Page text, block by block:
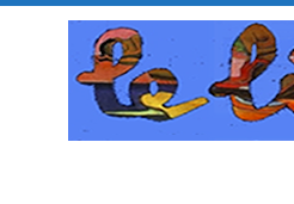
Passer au contenu